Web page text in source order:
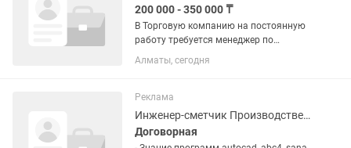
200 000 - 350 000 ₸
В Торговую компанию на постоянную
работу требуется менеджер по
продажам в строительный магазин
(девушка).НЕ СЕТЕВОЙ МАРКЕТИНГ!
образование; - опыт работы в сфере...
Алматы, сегодня
Реклама
Инженер-сметчик Производственно-технического отдела
Договорная